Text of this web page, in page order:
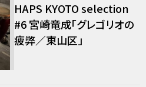
HAPS KYOTO selection
#6 宮崎竜成「グレゴリオの
疲弊／東山区」